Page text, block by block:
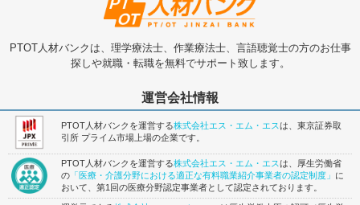
PTOT人材バンクは、理学療法士、作業療法士、言語聴覚士の方のお仕事
探しや就職・転職を無料でサポート致します。
運営会社情報
PTOT人材バンクを運営する株式会社エス・エム・エスは、東京証券取
引所 プライム市場上場の企業です。
PTOT人材バンクを運営する株式会社エス・エム・エスは、厚生労働省
の 「医療・介護分野における適正な有料職業紹介事業者の認定制度」 に
おいて、第1回の医療分野認定事業者として認定されております。